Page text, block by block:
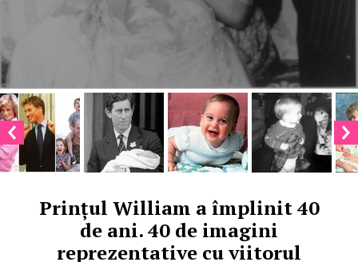
Prințul William a împlinit 40
de ani. 40 de imagini
reprezentative cu viitorul